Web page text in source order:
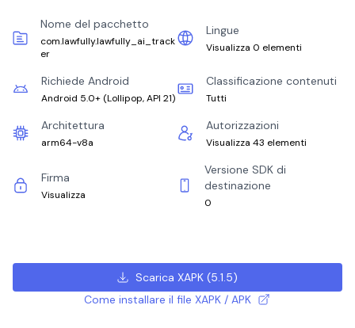
Nome del pacchetto
com.lawfully.lawfully_ai_track
er
Lingue
Visualizza 0 elementi
Richiede Android
Android 5.0+ (Lollipop, API 21)
Classificazione contenuti
Tutti
Architettura
arm64-v8a
Autorizzazioni
Visualizza 43 elementi
Firma
Visualizza
Versione SDK di
destinazione
0
Scarica XAPK (5.1.5)
Come installare il file XAPK / APK